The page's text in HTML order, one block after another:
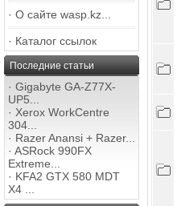
· О сайте wasp.kz...
· Каталог ссылок
Последние статьи
· Gigabyte GA-Z77X-
UP5...
· Xerox WorkCentre
304...
· Razer Anansi + Razer...
· ASRock 990FX
Extreme...
· KFA2 GTX 580 MDT
X4 ...